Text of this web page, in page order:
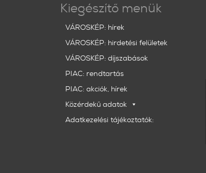
Kiegészítő menük
VÁROSKÉP: hírek
VÁROSKÉP: hirdetési felületek
VÁROSKÉP: díjszabások
PIAC: rendtartás
PIAC: akciók, hírek
Közérdekű adatok
Adatkezelési tájékoztatók: